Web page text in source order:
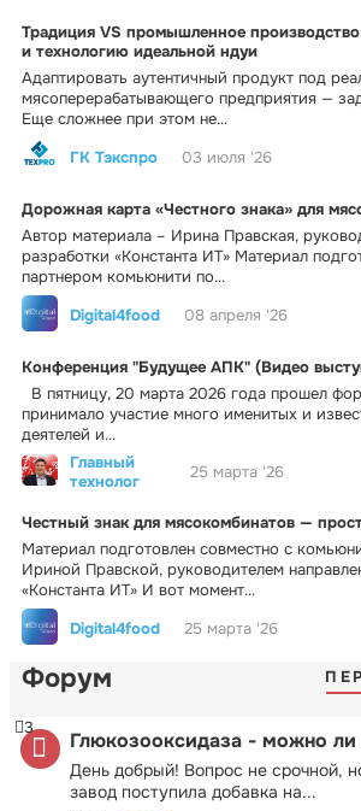
Традиция VS промышленное
и технологию идеальной ндуи
Адаптировать аутентичный продукт под
мясоперерабатывающего предприятия —
Еще сложнее при этом не...
ГК Тэкспро
03 июля '26
Дорожная карта «Честного знака» для
Автор материала – Ирина Правская,
разработки «Константа ИТ» Материал
партнером комьюнити по...
Digital4food
08 апреля '26
Конференция "Будущее АПК" (Видео
В пятницу, 20 марта 2026 года прошел
принимало участие много именитых и
деятелей и...
Главный
технолог
25 марта '26
Честный знак для мясокомбинатов —
Материал подготовлен совместно с
Ириной Правской, руководителем
«Константа ИТ» И вот момент...
Digital4food
25 марта '26
Форум
Глюкозооксидаза - можно ли
День добрый! Вопрос не срочной,
завод поступила добавка на...
3